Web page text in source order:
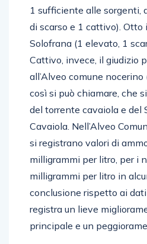
1 sufficiente alle sorgenti,
di scarso e 1 cattivo). Otto
Solofrana (1 elevato, 1
Cattivo, invece, il giudizio
all’Alveo comune nocerino
così si può chiamare, che
del torrente cavaiola e del
Cavaiola. Nell’Alveo
si registrano valori di
milligrammi per litro, per i
milligrammi per litro in
conclusione rispetto ai
registra un lieve
principale e un